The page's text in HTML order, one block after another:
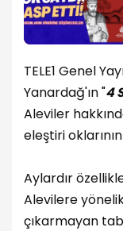
TELE1 Genel
Yanardağ'ın "4
Aleviler
eleştiri
Aylardır
Alevilere
çıkarmayan